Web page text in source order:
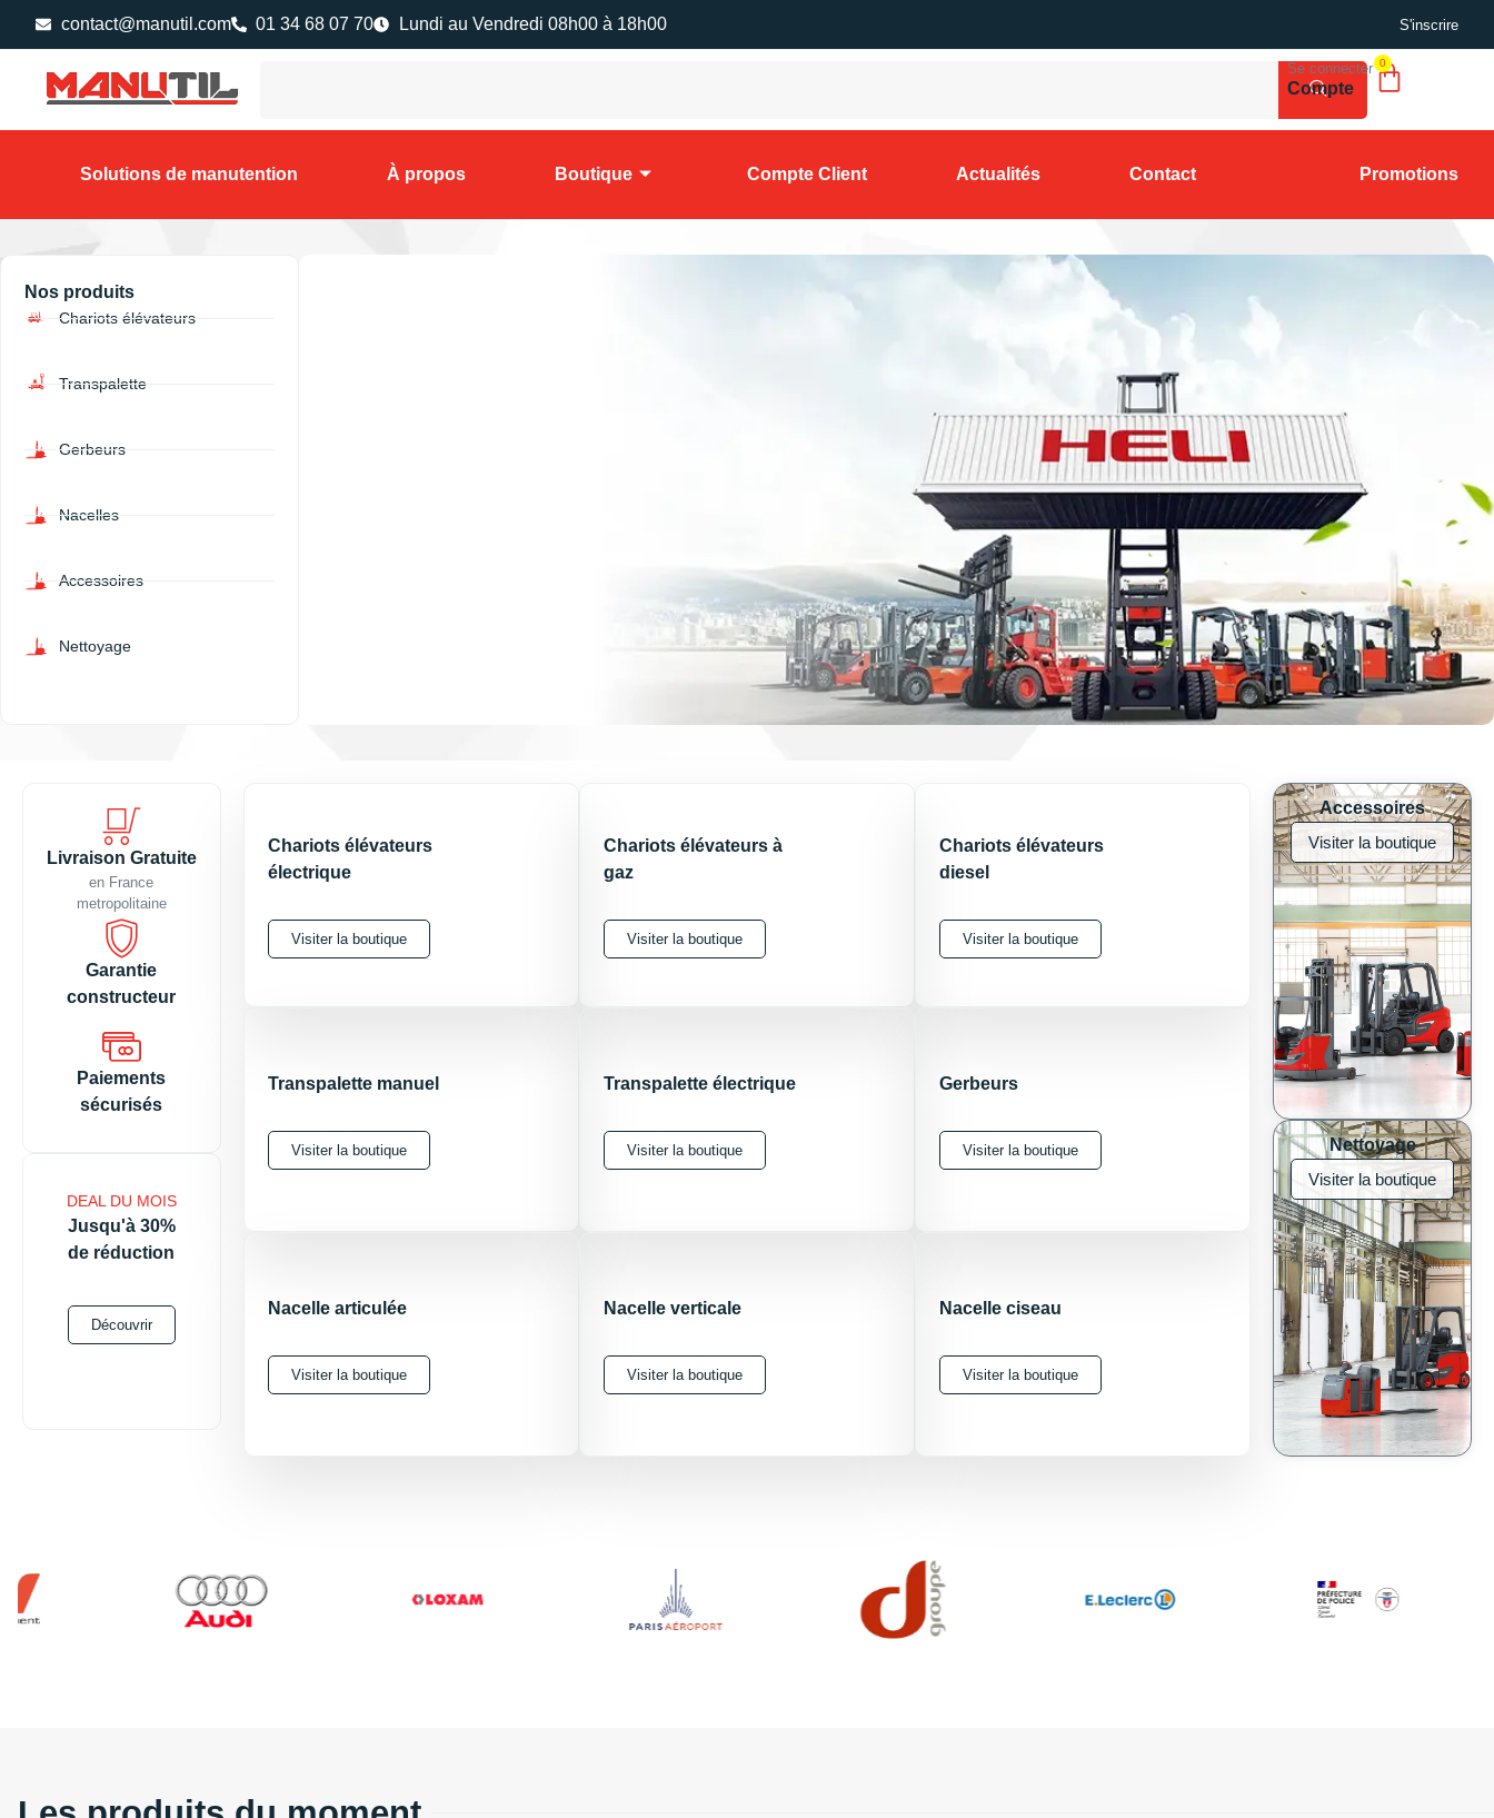
contact@manutil.com 01 34 68 07 70 Lundi au Vendredi 08h00 à 18h00 S'inscrire
Se connecter
Compte
0
Solutions de manutention À propos Boutique Compte Client Actualités Contact Promotions
Nos produits
Chariots élévateurs
Transpalette
Gerbeurs
Nacelles
Accessoires
Nettoyage
Plus de 35
cotés.
Livraison Gratuite
en France
metropolitaine
Garantie
constructeur
Paiements
sécurisés
DEAL DU MOIS
Jusqu'à 30%
de réduction
Découvrir
Chariots élévateurs
électrique
Visiter la boutique
Chariots élévateurs à
gaz
Visiter la boutique
Chariots élévateurs
diesel
Visiter la boutique
Transpalette manuel
Visiter la boutique
Transpalette électrique
Visiter la boutique
Gerbeurs
Visiter la boutique
Nacelle articulée
Visiter la boutique
Nacelle verticale
Visiter la boutique
Nacelle ciseau
Visiter la boutique
Accessoires
Visiter la boutique
Nettoyage
Visiter la boutique